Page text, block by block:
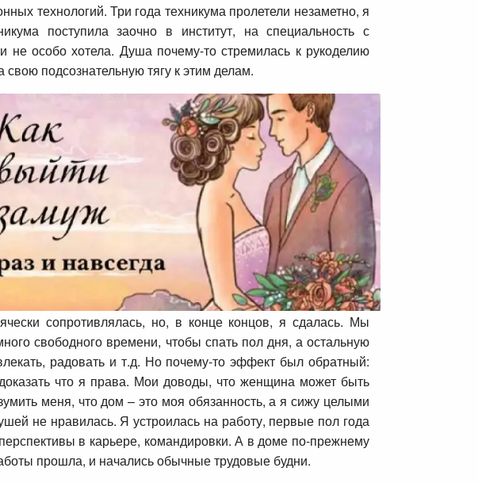
технологий. Три года техникума пролетели незаметно, я
поступила заочно в институт, на специальность с
особо хотела. Душа почему-то стремилась к рукоделию
подсознательную тягу к этим делам.
сопротивлялась, но, в конце концов, я сдалась. Мы
свободного времени, чтобы спать пол дня, а остальную
радовать и т.д. Но почему-то эффект был обратный:
что я права. Мои доводы, что женщина может быть
меня, что дом – это моя обязанность, а я сижу целыми
не нравилась. Я устроилась на работу, первые пол года
в карьере, командировки. А в доме по-прежнему
прошла, и начались обычные трудовые будни.